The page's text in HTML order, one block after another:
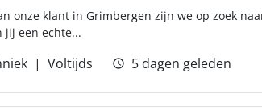
onze klant in Grimbergen zijn we op zoek
jij een echte...
Voltijds 5 dagen geleden